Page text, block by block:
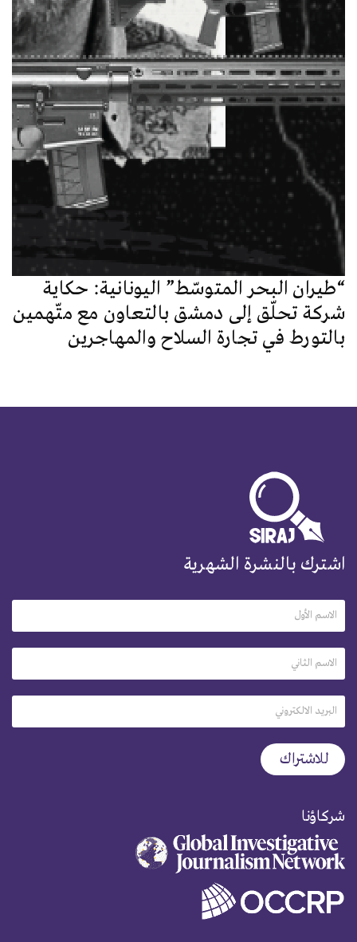
“طيران البحر المتوسّط” اليونانية: حكاية
شركة تحلّق إلى دمشق بالتعاون مع متّهمين
بالتورط في تجارة السلاح والمهاجرين
اشترك بالنشرة الشهرية
شركاؤنا